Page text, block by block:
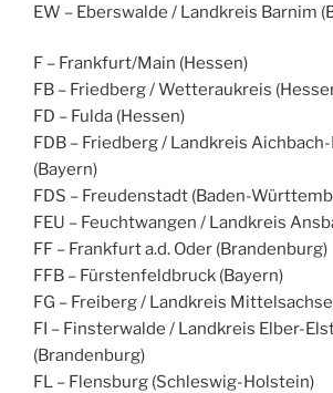
EW – Eberswalde / Landkreis Barnim
F – Frankfurt/Main (Hessen)
FB – Friedberg / Wetteraukreis
FD – Fulda (Hessen)
FDB – Friedberg / Landkreis
(Bayern)
FDS – Freudenstadt (Baden-
FEU – Feuchtwangen / Landkreis
FF – Frankfurt a.d. Oder (Brandenburg)
FFB – Fürstenfeldbruck (Bayern)
FG – Freiberg / Landkreis
FI – Finsterwalde / Landkreis Elber-
(Brandenburg)
FL – Flensburg (Schleswig-Holstein)